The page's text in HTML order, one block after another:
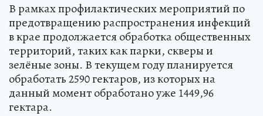
В рамках профилактических мероприятий по
предотвращению распространения инфекций
в крае продолжается обработка общественных
территорий, таких как парки, скверы и
зелёные зоны. В текущем году планируется
обработать 2590 гектаров, из которых на
данный момент обработано уже 1449,96
гектара.